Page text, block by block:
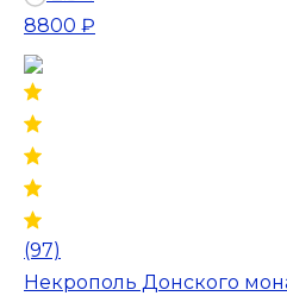
8800 ₽
(97)
Некрополь Донского